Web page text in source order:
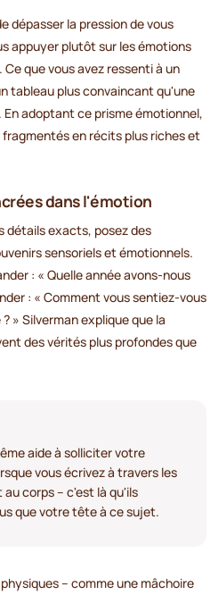
dépasser la pression de vous
appuyer plutôt sur les émotions
que vous avez ressenti à un
tableau plus convaincant qu'une
adoptant ce prisme émotionnel,
en récits plus riches et
dans l'émotion
détails exacts, posez des
sensoriels et émotionnels.
: « Quelle année avons-nous
: « Comment vous sentiez-vous
» Silverman explique que la
des vérités plus profondes que
aide à solliciter votre
vous écrivez à travers les
corps – c'est là qu'ils
que votre tête à ce sujet.
– comme une mâchoire